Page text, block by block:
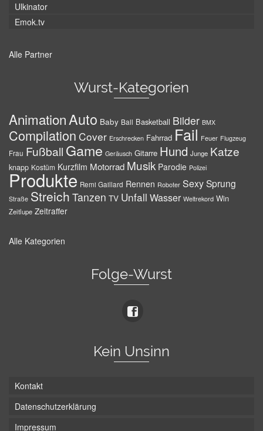
Ulkinator
Emok.tv
Alle Partner
Wurst-Kategorien
AnimationAuto Baby Ball Basketball Bilder BMX
Compilation Cover Erschrecken Fahrrad Fail Feuer Flugzeug
Frau Fußball Game Geräusch Gitarre Hund Junge Katze
knapp Kostüm Kurzfilm Motorrad Musik Parodie Polizei
Produkte Remi Gaillard Rennen Roboter SexySprung
Straße Streich Tanzen TV Unfall Wasser Weltrekord Win
Zeitlupe Zeitraffer
Alle Kategorien
Folge-Wurst
Kein Unsinn
Kontakt
Datenschutzerklärung
Impressum